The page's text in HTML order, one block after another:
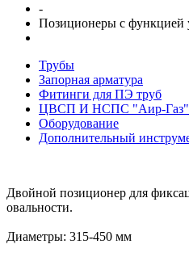
-
Позиционеры с функцией
Трубы
Запорная арматура
Фитинги для ПЭ труб
ЦВСП И НСПС "Аир-Газ"
Оборудование
Дополнительный
Двойной позиционер для
овальности.
Диаметры: 315-450 мм